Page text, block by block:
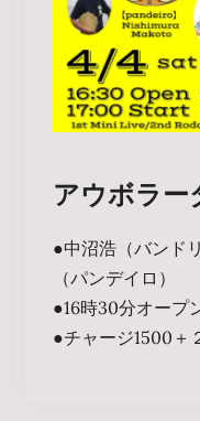
アウボラー
●中沼浩（バンド
（パンデイロ）
●16時30分オープ
●チャージ1500＋